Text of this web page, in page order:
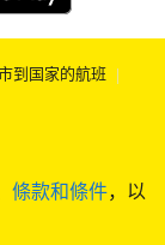
條款和條件，以
到国家的航班 |